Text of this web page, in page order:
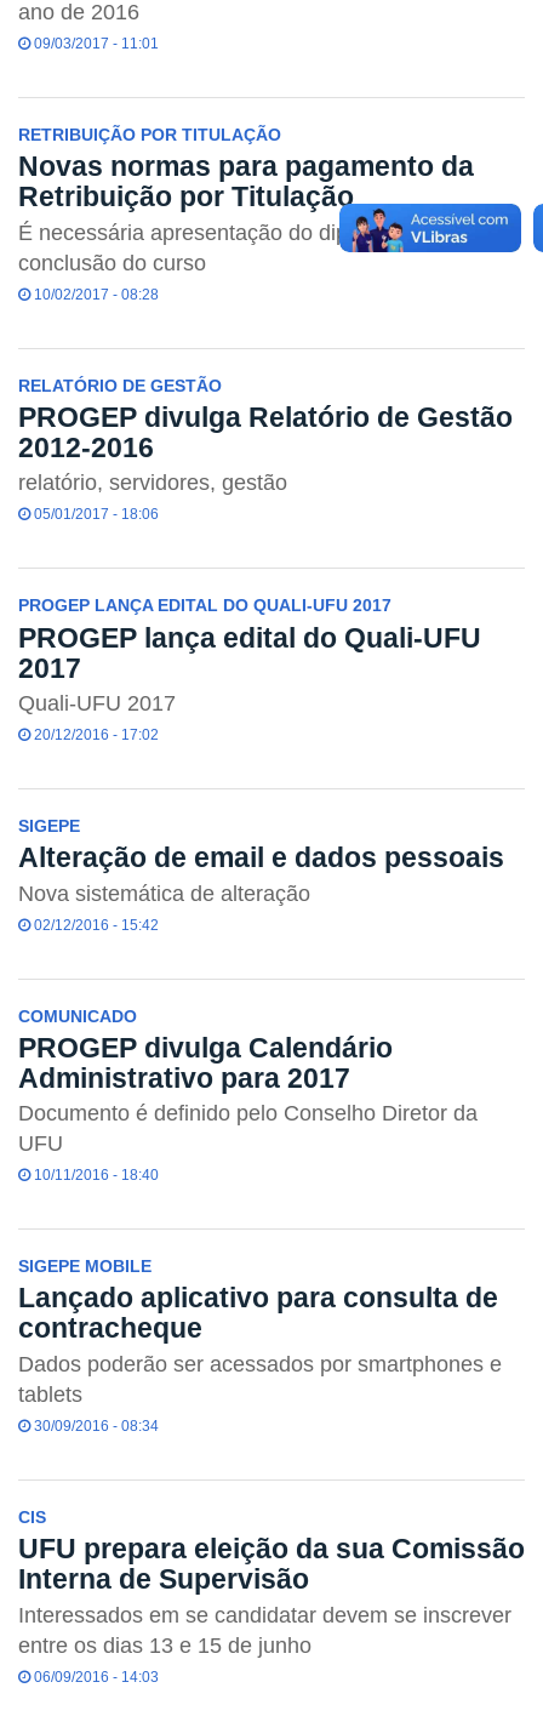
ano de 2016
09/03/2017 - 11:01
RETRIBUIÇÃO POR TITULAÇÃO
Novas normas para pagamento da
Retribuição por Titulação
É necessária apresentação do diploma de
conclusão do curso
10/02/2017 - 08:28
RELATÓRIO DE GESTÃO
PROGEP divulga Relatório de Gestão
2012-2016
relatório, servidores, gestão
05/01/2017 - 18:06
PROGEP LANÇA EDITAL DO QUALI-UFU 2017
PROGEP lança edital do Quali-UFU
2017
Quali-UFU 2017
20/12/2016 - 17:02
SIGEPE
Alteração de email e dados pessoais
Nova sistemática de alteração
02/12/2016 - 15:42
COMUNICADO
PROGEP divulga Calendário
Administrativo para 2017
Documento é definido pelo Conselho Diretor da
UFU
10/11/2016 - 18:40
SIGEPE MOBILE
Lançado aplicativo para consulta de
contracheque
Dados poderão ser acessados por smartphones e
tablets
30/09/2016 - 08:34
CIS
UFU prepara eleição da sua Comissão
Interna de Supervisão
Interessados em se candidatar devem se inscrever
entre os dias 13 e 15 de junho
06/09/2016 - 14:03